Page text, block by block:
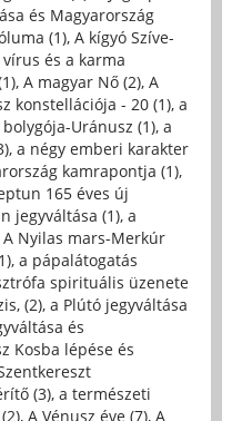
és Magyarország
(1), A kígyó Szíve-
és a karma
, A magyar Nő (2), A
konstellációja - 20 (1), a
Uránusz (1), a
, a négy emberi karakter
kamrapontja (1),
165 éves új
jegyváltása (1), a
A Nyilas mars-Merkúr
, a pápalátogatás
spirituális üzenete
(2), a Plútó jegyváltása
és
Kosba lépése és
(3), a természeti
, A Vénusz éve (7), A